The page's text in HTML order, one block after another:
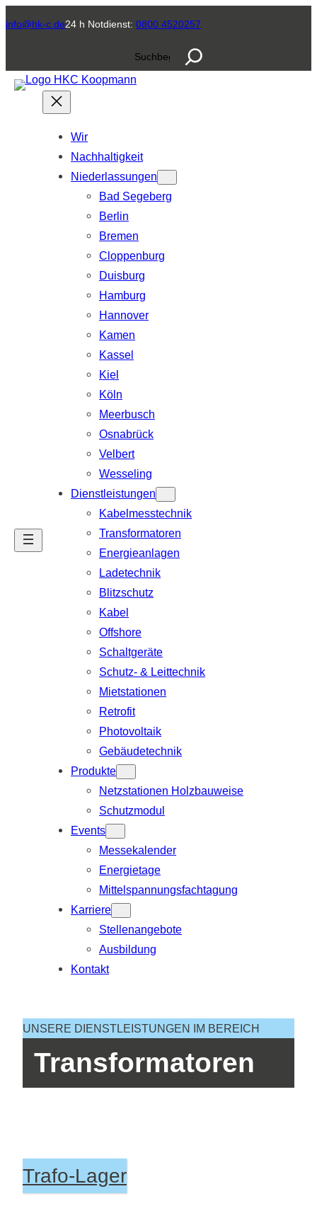
info@hk-c.de24 h Notdienst: 0800 4520257
S
u
n
Wir
Nachhaltigkeit
Niederlassungen
Bad Segeberg
Berlin
Bremen
Cloppenburg
Duisburg
Hamburg
Hannover
Kamen
Kassel
Kiel
Köln
Meerbusch
Osnabrück
Velbert
Wesseling
Dienstleistungen
Kabelmesstechnik
Transformatoren
Energieanlagen
Ladetechnik
Blitzschutz
Kabel
Offshore
Schaltgeräte
Schutz- & Leittechnik
Mietstationen
Retrofit
Photovoltaik
Gebäudetechnik
Produkte
Netzstationen Holzbauweise
Schutzmodul
Events
Messekalender
Energietage
Mittelspannungsfachtagung
Karriere
Stellenangebote
Ausbildung
Kontakt
UNSERE DIENSTLEISTUNGEN IM BEREICH
Transformatoren
Trafo-Lager